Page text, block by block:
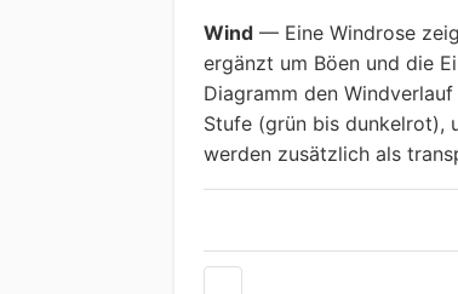
Wind — Eine Windrose
ergänzt um Böen und die
Diagramm den
Stufe (grün bis dunkelrot),
werden zusätzlich als